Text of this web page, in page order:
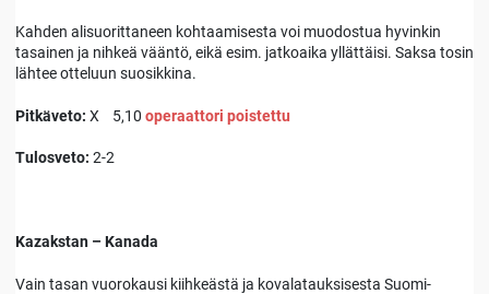
Kahden alisuorittaneen kohtaamisesta voi muodostua hyvinkin
tasainen ja nihkeä vääntö, eikä esim. jatkoaika yllättäisi. Saksa tosin
lähtee otteluun suosikkina.
Pitkäveto: X 5,10 operaattori poistettu
Tulosveto: 2-2
Kazakstan – Kanada
Vain tasan vuorokausi kiihkeästä ja kovalatauksisesta Suomi-